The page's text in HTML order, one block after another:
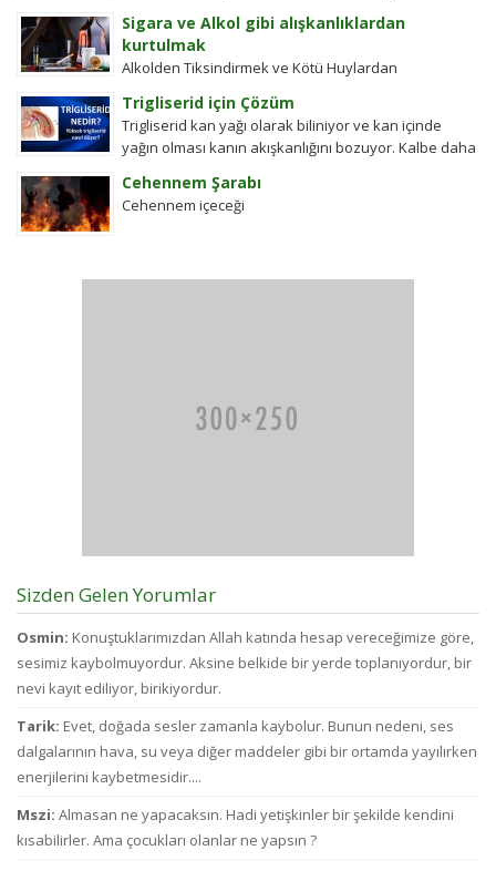
değildi....
Sigara ve Alkol gibi alışkanlıklardan
kurtulmak
Alkolden Tiksindirmek ve Kötü Huylardan
Huylardan Vazgecirmek icin Okumak için belli bir
zamanı yok...
Trigliserid için Çözüm
Trigliserid kan yağı olarak biliniyor ve kan içinde
yağın olması kanın akışkanlığını bozuyor. Kalbe daha
Cehennem Şarabı
Cehennem içeceği
Sizden Gelen Yorumlar
Osmin: Konuştuklarımızdan Allah katında hesap vereceğimize göre,
sesimiz kaybolmuyordur. Aksine belkide bir yerde toplanıyordur, bir
nevi kayıt ediliyor, birikiyordur.
Tarik: Evet, doğada sesler zamanla kaybolur. Bunun nedeni, ses
dalgalarının hava, su veya diğer maddeler gibi bir ortamda yayılırken
enerjilerini kaybetmesidir....
Mszi: Almasan ne yapacaksın. Hadi yetişkinler bir şekilde kendini
kısabilirler. Ama çocukları olanlar ne yapsın ?